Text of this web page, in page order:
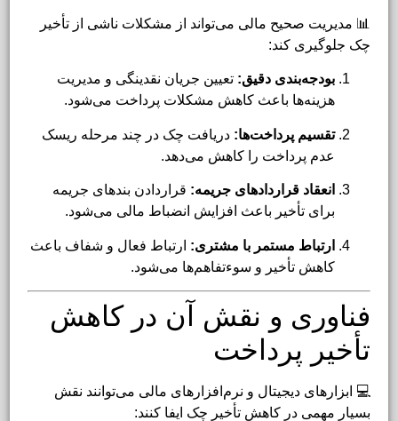
📊 مدیریت صحیح مالی می‌تواند از مشکلات ناشی از تأخیر
چک جلوگیری کند:
بودجه‌بندی دقیق: تعیین جریان نقدینگی و مدیریت
هزینه‌ها باعث کاهش مشکلات پرداخت می‌شود.
تقسیم پرداخت‌ها: دریافت چک در چند مرحله ریسک
عدم پرداخت را کاهش می‌دهد.
انعقاد قراردادهای جریمه: قراردادن بندهای جریمه
برای تأخیر باعث افزایش انضباط مالی می‌شود.
ارتباط مستمر با مشتری: ارتباط فعال و شفاف باعث
کاهش تأخیر و سوءتفاهم‌ها می‌شود.
فناوری و نقش آن در کاهش
تأخیر پرداخت
💻 ابزارهای دیجیتال و نرم‌افزارهای مالی می‌توانند نقش
بسیار مهمی در کاهش تأخیر چک ایفا کنند: